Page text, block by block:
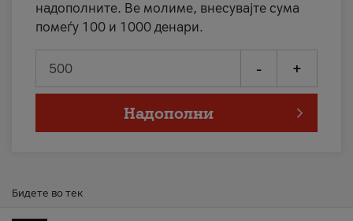
надополните. Ве молиме, внесувајте сума
помеѓу 100 и 1000 денари.
- +
Надополни
Бидете во тек